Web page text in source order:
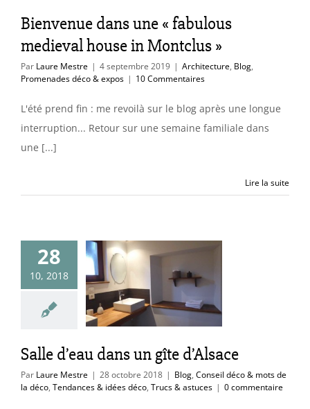
déco & expos
Bienvenue dans une « fabulous
medieval house in Montclus »
Par Laure Mestre | 4 septembre 2019 | Architecture, Blog,
Promenades déco & expos | 10 Commentaires
L'été prend fin : me revoilà sur le blog après une longue
interruption... Retour sur une semaine familiale dans
une [...]
Lire la suite
28
10, 2018
dans un
d’Alsace
déco & mots
Tendances &
Salle d’eau dans un gîte d’Alsace
Par Laure Mestre | 28 octobre 2018 | Blog, Conseil déco & mots de
la déco, Tendances & idées déco, Trucs & astuces | 0 commentaire